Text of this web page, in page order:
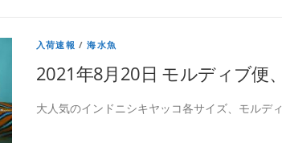
入荷速報 /海水魚
2021年8月20日 モルディブ便
大人気のインドニシキヤッコ各サイズ、モルデ